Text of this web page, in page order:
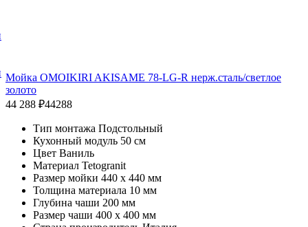
Мойка OMOIKIRI AKISAME 78-LG-R нерж.сталь/светлое
золото
44 288 ₽44288
Тип монтажа Подстольный
Кухонный модуль 50 см
Цвет Ваниль
Материал Tetogranit
Размер мойки 440 x 440 мм
Толщина материала 10 мм
Глубина чаши 200 мм
Размер чаши 400 x 400 мм